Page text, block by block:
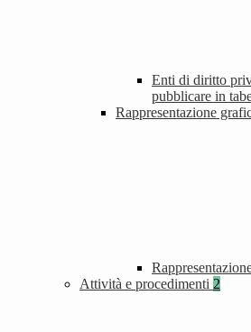
Enti di diritto
pubblicare in
Rappresentazione
Attività e procedimenti 2